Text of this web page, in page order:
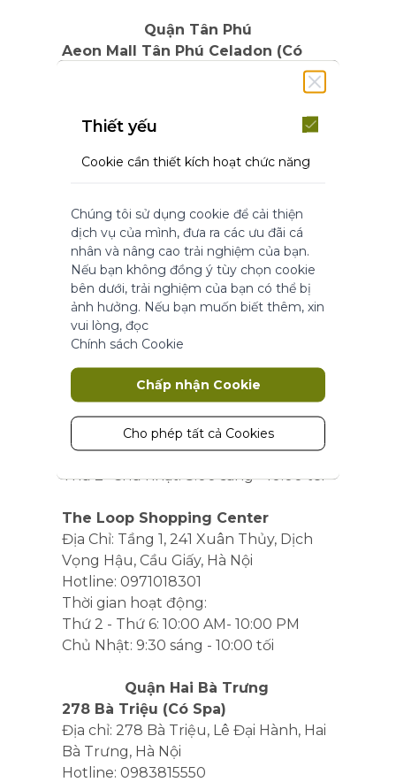
Quận Tân Phú
Aeon Mall Tân Phú Celadon (Có
Địa chỉ: Glam Beautique, tầng trệt,
Aeon Mall Tân Phú Celadon, 30 Bờ
Bao Tân Thắng, P.Sơn Kỳ, Q.Tân Phú,
Thành phố Hồ Chí Minh
Thứ 2 - Chủ Nhật 9:00 sáng - 10:00 tối
Hà Nội
Quận Cầu Giấy
Big C Thăng Long
Địa chỉ: Big C, 222 Trần Duy Hưng,
Trung Hoà, Cầu Giấy, Hà Nội
Hotline: 0971054447
Thời gian hoạt động:
Thứ 2- Chủ nhật: 8:00 sáng - 10:00 tối
The Loop Shopping Center
Địa Chỉ: Tầng 1, 241 Xuân Thủy, Dịch
Vọng Hậu, Cầu Giấy, Hà Nội
Hotline: 0971018301
Thời gian hoạt động:
Thứ 2 - Thứ 6: 10:00 AM- 10:00 PM
Chủ Nhật: 9:30 sáng - 10:00 tối
Quận Hai Bà Trưng
278 Bà Triệu (Có Spa)
Địa chỉ: 278 Bà Triệu, Lê Đại Hành, Hai
Bà Trưng, Hà Nội
Hotline: 0983815550
Thiết yếu
Cookie cần thiết kích hoạt chức năng
thể hoạt động bình thường. Chúng
giúp làm cho một trang web có thể sử
dụng được bằng cách kích hoạt chức
năng cơ bản.
Thông số sản phẩm
Cookie tiếp thị được sử dụng để theo
dõi và thu thập các hành động của
khách truy cập trên trang web. Cookie
lưu trữ dữ liệu người dùng và thông tin
cáo nhắm mục tiêu đến nhiều nhóm
người dùng tùy chỉnh hơn có thể
được cung cấp theo thông tin thu
thập được.
Thông số sản phẩm
Phân tích
Một bộ cookie để thu thập thông tin
và báo cáo về số liệu thống kê sử
dụng trang web mà không nhận dạng
cá nhân từng khách truy cập vào
Google.
Chúng tôi sử dụng cookie để cải thiện
dịch vụ của mình, đưa ra các ưu đãi cá
nhân và nâng cao trải nghiệm của bạn.
Nếu bạn không đồng ý tùy chọn cookie
bên dưới, trải nghiệm của bạn có thể bị
ảnh hưởng. Nếu bạn muốn biết thêm, xin
vui lòng, đọc
Chính sách Cookie
Chấp nhận Cookie
Cho phép tất cả Cookies